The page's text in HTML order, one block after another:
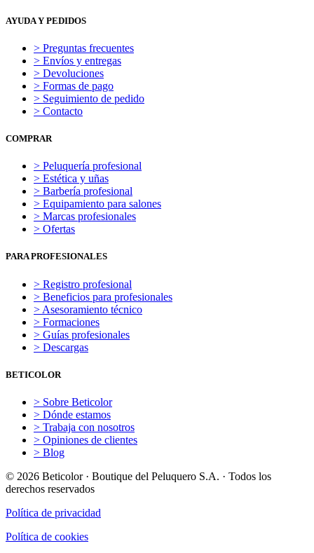
AYUDA Y PEDIDOS
> Preguntas frecuentes
> Envíos y entregas
> Devoluciones
> Formas de pago
> Seguimiento de pedido
> Contacto
COMPRAR
> Peluquería profesional
> Estética y uñas
> Barbería profesional
> Equipamiento para salones
> Marcas profesionales
> Ofertas
PARA PROFESIONALES
> Registro profesional
> Beneficios para profesionales
> Asesoramiento técnico
> Formaciones
> Guías profesionales
> Descargas
BETICOLOR
> Sobre Beticolor
> Dónde estamos
> Trabaja con nosotros
> Opiniones de clientes
> Blog
© 2026 Beticolor · Boutique del Peluquero S.A. · Todos los
derechos reservados
Política de privacidad
Política de cookies